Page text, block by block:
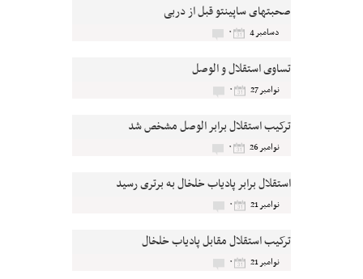
صحبتهای ساپینتو قبل از دربی
دسامبر 4 ۰
تساوی استقلال و الوصل
نوامبر 27 ۰
ترکیب استقلال برابر الوصل مشخص شد
نوامبر 26 ۰
استقلال برابر پادیاب خلخال به برتری رسید
نوامبر 21 ۰
ترکیب استقلال مقابل پادیاب خلخال
نوامبر 21 ۰